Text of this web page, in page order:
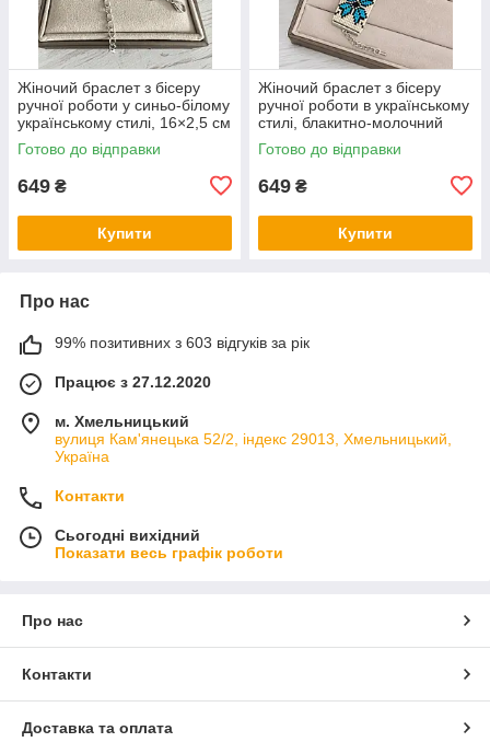
Жіночий браслет з бісеру
ручної роботи у синьо-білому
українському стилі, 16×2,5 см
Готово до відправки
649 ₴
Купити
Жіночий браслет з бісеру
ручної роботи в українському
стилі, блакитно-молочний
орнамент, 16×2,7 см
Готово до відправки
649 ₴
Купити
Про нас
99% позитивних з 603 відгуків за рік
Працює з 27.12.2020
м. Хмельницький
вулиця Кам'янецька 52/2, індекс 29013, Хмельницький,
Україна
Контакти
Сьогодні вихідний
Показати весь графік роботи
Про нас
Контакти
Доставка та оплата